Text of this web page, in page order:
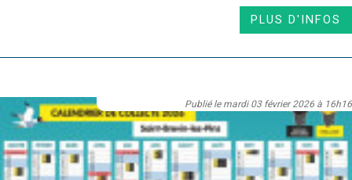
PLUS D'INFOS
Publié le mardi 03 février 2026 à 16h16